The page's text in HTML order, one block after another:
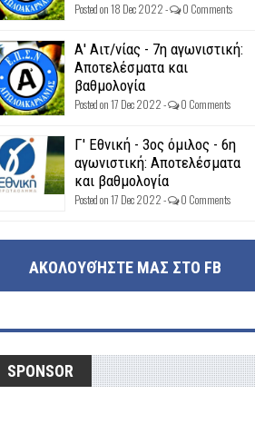
Posted on 18 Dec 2022 - 0 Comments
Α' Αιτ/νίας - 7η αγωνιστική:
Αποτελέσματα και
βαθμολογία
Posted on 17 Dec 2022 - 0 Comments
Γ' Εθνική - 3ος όμιλος - 6η
αγωνιστική: Αποτελέσματα
και βαθμολογία
Posted on 17 Dec 2022 - 0 Comments
ΑΚΟΛΟΥΘΉΣΤΕ ΜΑΣ ΣΤΟ FB
SPONSOR